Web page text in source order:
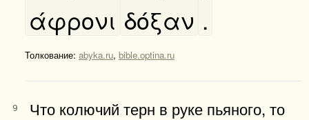
άφρονι δόξαν .
Толкование: abyka.ru, bible.optina.ru
9
Что колючий терн в руке пьяного, то